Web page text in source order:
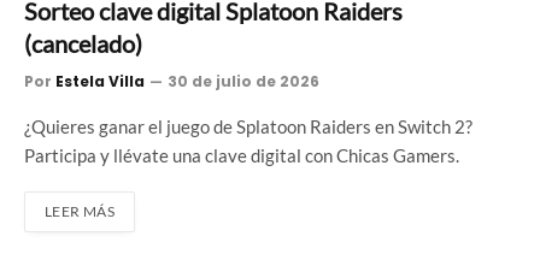
Sorteo clave digital Splatoon Raiders
(cancelado)
Por Estela Villa 30 de julio de 2026
¿Quieres ganar el juego de Splatoon Raiders en Switch 2?
Participa y llévate una clave digital con Chicas Gamers.
LEER MÁS